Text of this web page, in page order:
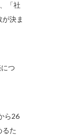
「社
決ま
つ
ら26
るた